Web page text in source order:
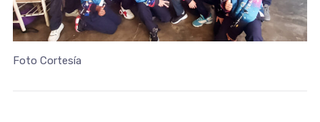
Foto Cortesía